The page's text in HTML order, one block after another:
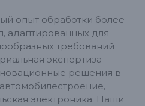
опыт обработки более
адаптированных для
требований
экспертиза
решения в
электроника. Наши